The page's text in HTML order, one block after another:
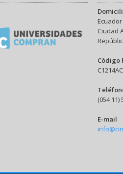
Ecuador
Ciudad
Código
(054 11)
E-mail